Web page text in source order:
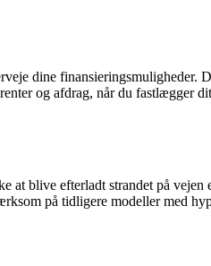
dine finansieringsmuligheder.
og afdrag, når du fastlægger
blive efterladt strandet på vejen
på tidligere modeller med